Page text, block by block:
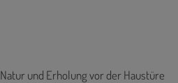
und Erholung vor der Haustüre